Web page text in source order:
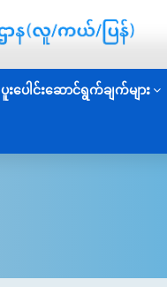
ပူးပေါင်းဆောင်ရွက်ချက်များ